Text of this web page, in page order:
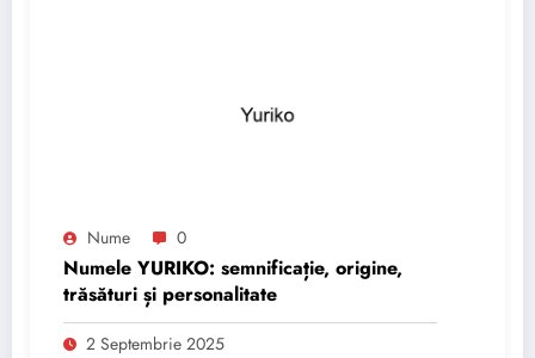
Nume 0
Numele YURIKO: semnificație, origine,
trăsături și personalitate
2 Septembrie 2025